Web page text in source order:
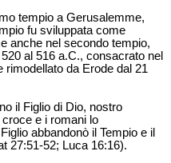
tempio a Gerusalemme,
fu sviluppata come
anche nel secondo tempio,
al 516 a.C., consacrato nel
rimodellato da Erode dal 21
il Figlio di Dio, nostro
e i romani lo
abbandonò il Tempio e il
27:51-52; Luca 16:16).